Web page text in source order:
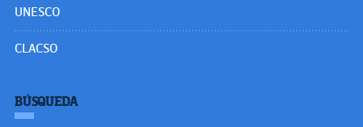
UNESCO
CLACSO
BÚSQUEDA